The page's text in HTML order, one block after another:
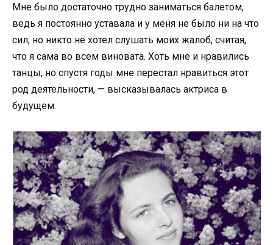
Мне было достаточно трудно заниматься балетом,
ведь я постоянно уставала и у меня не было ни на что
сил, но никто не хотел слушать моих жалоб, считая,
что я сама во всем виновата. Хоть мне и нравились
танцы, но спустя годы мне перестал нравиться этот
род деятельности, — высказывалась актриса в
будущем.